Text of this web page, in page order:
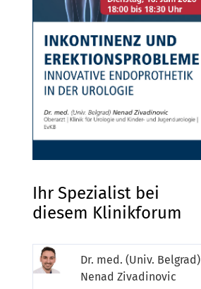
Ihr Spezialist bei
diesem Klinikforum
Dr. med. (Univ. Belgrad)
Nenad Zivadinovic